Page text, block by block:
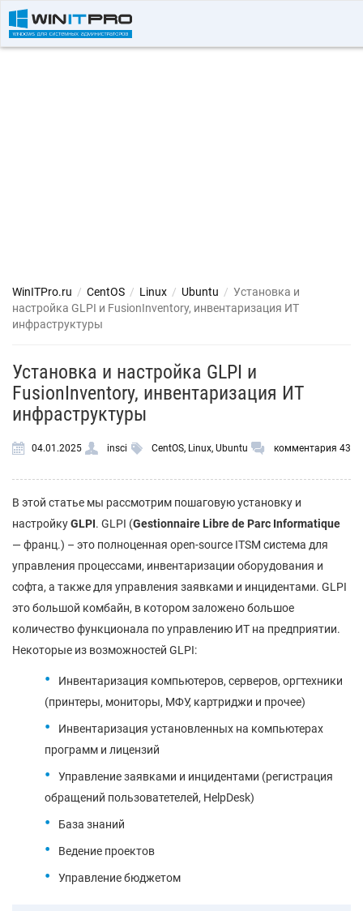
WinITPro.ru / CentOS / Linux / Ubuntu / Установка и
настройка GLPI и FusionInventory, инвентаризация ИТ
инфраструктуры
Установка и настройка GLPI и
FusionInventory, инвентаризация ИТ
инфраструктуры
04.01.2025 insci CentOS, Linux, Ubuntu комментария 43
В этой статье мы рассмотрим пошаговую установку и
настройкуGLPI. GLPI (Gestionnaire Libre de Parc Informatique
— франц.) – это полноценная open-source ITSM система для
управления процессами, инвентаризации оборудования и
софта, а также для управления заявками и инцидентами. GLPI
это большой комбайн, в котором заложено большое
количество функционала по управлению ИТ на предприятии.
Некоторые из возможностей GLPI:
Инвентаризация компьютеров, серверов, оргтехники
(принтеры, мониторы, МФУ, картриджи и прочее)
Инвентаризация установленных на компьютерах
программ и лицензий
Управление заявками и инцидентами (регистрация
обращений пользоватетелей, HelpDesk)
База знаний
Ведение проектов
Управление бюджетом